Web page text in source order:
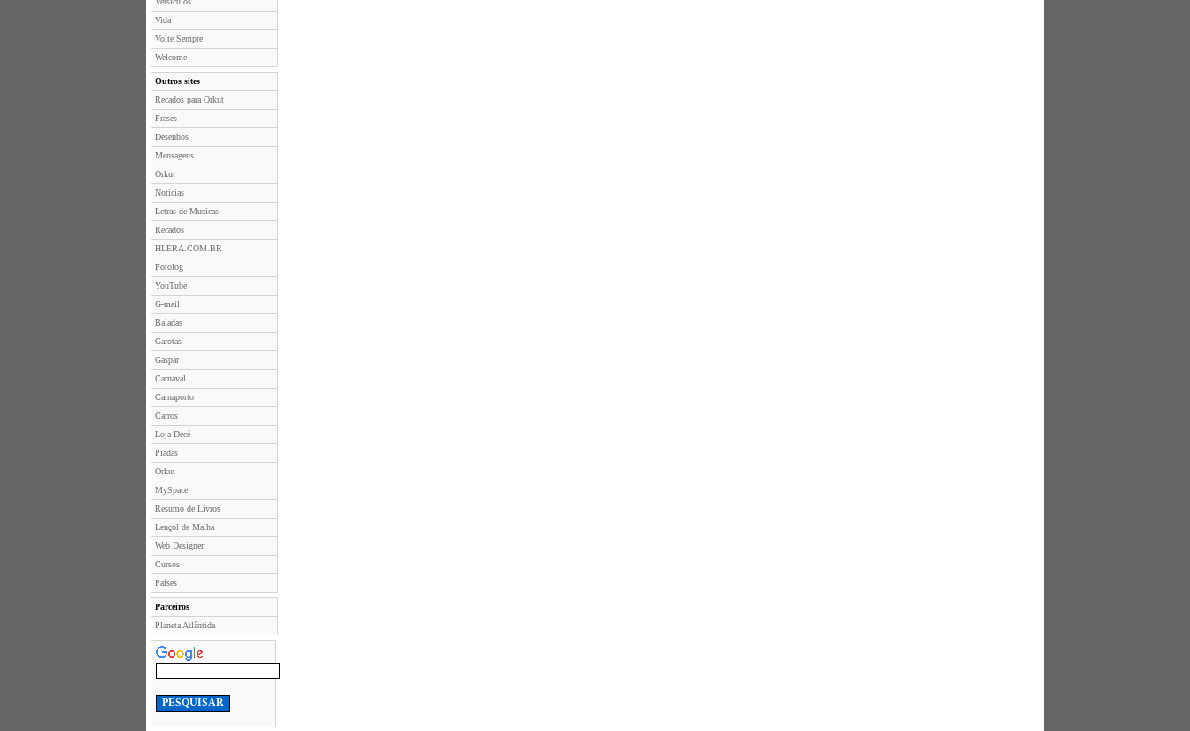
Vida
Volte Sempre
Welcome
Outros sites
Recados para Orkut
Frases
Desenhos
Mensagens
Orkut
Noticias
Letras de Musicas
Recados
HLERA.COM.BR
Fotolog
YouTube
G-mail
Baladas
Garotas
Gaspar
Carnaval
Carnaporto
Carros
Loja Decé
Piadas
Orkut
MySpace
Resumo de Livros
Lençol de Malha
Web Designer
Cursos
Países
Parceiros
Planeta Atlântida